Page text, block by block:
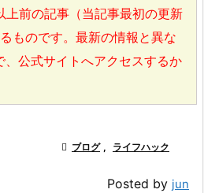
上前の記事（当記事最初の更新
ものです。最新の情報と異な
、公式サイトへアクセスするか
 ブログ , ライフハック
Posted by jun